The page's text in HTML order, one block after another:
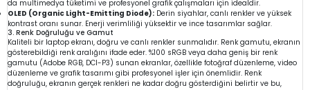
da multimedya tüketimi ve profesyonel grafik çalışmaları için idealdir.
OLED (Organic Light-Emitting Diode): Derin siyahlar, canlı renkler ve yüksek
kontrast oranı sunar. Enerji verimliliği yüksektir ve ince tasarımlar sağlar.
3. Renk Doğruluğu ve Gamut
Kaliteli bir laptop ekranı, doğru ve canlı renkler sunmalıdır. Renk gamutu, ekranın
gösterebildiği renk aralığını ifade eder. %100 sRGB veya daha geniş bir renk
gamutu (Adobe RGB, DCI-P3) sunan ekranlar, özellikle fotoğraf düzenleme, video
düzenleme ve grafik tasarımı gibi profesyonel işler için önemlidir. Renk
doğruluğu, ekranın gerçek renkleri ne kadar doğru gösterdiğini belirtir ve bu,